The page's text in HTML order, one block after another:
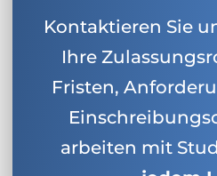
Kontaktieren Sie
Ihre
Fristen,
arbeiten mit